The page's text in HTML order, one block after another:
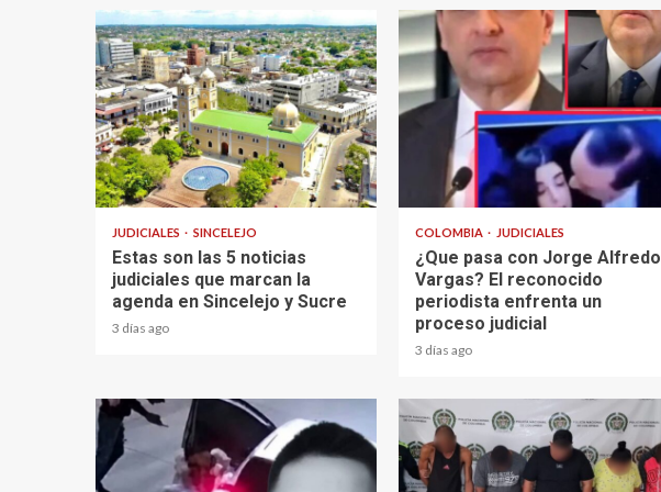
2 min read
JUDICIALES SINCELEJO
Estas son las 5 noticias
judiciales que marcan la
agenda en Sincelejo y Sucre
3 días ago
2 min read
COLOMBIA JUDICIALES
¿Que pasa con Jorge Alfredo
Vargas? El reconocido
periodista enfrenta un
proceso judicial
3 días ago